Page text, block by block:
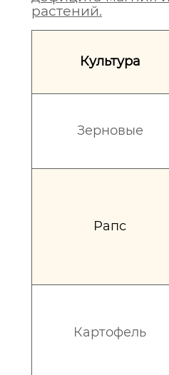
растений.
Культура
Зерновые
Рапс
Картофель